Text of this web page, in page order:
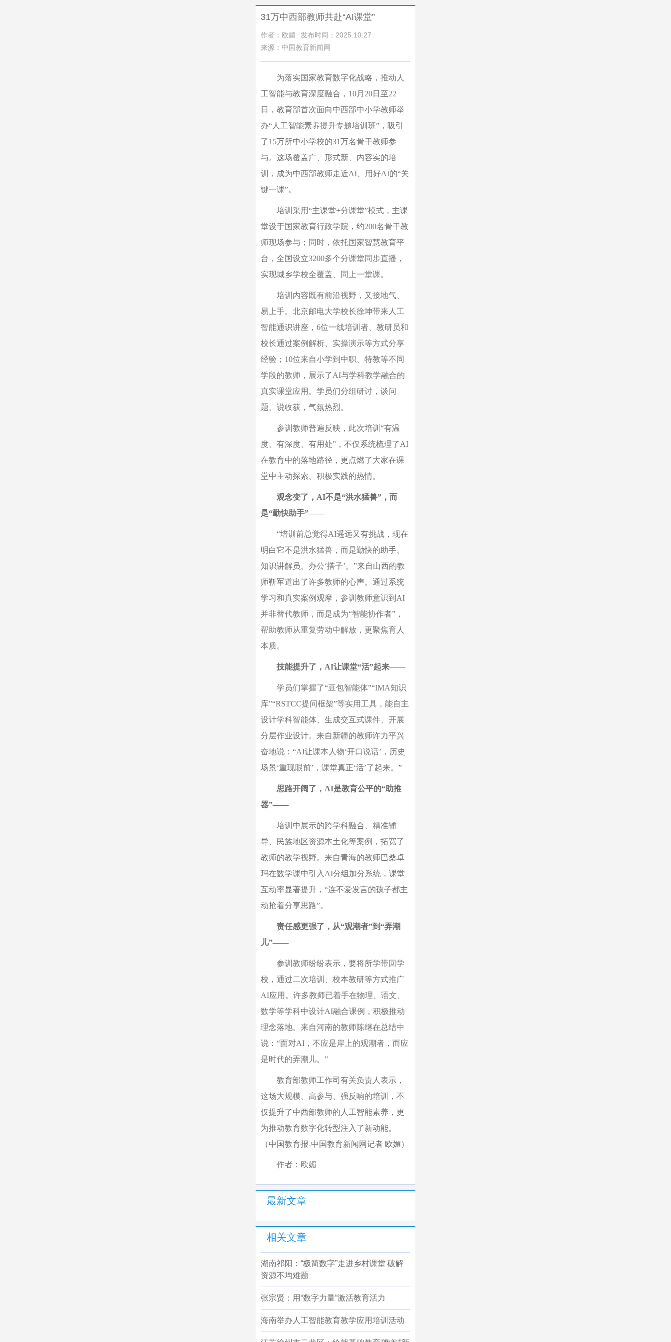
31万中西部教师共赴“AI课堂”
作者：欧媚
发布时间：2025.10.27
来源：中国教育新闻网
为落实国家教育数字化战略，推动人
工智能与教育深度融合，10月20日至22
日，教育部首次面向中西部中小学教师举
办“人工智能素养提升专题培训班”，吸引
了15万所中小学校的31万名骨干教师参
与。这场覆盖广、形式新、内容实的培
训，成为中西部教师走近AI、用好AI的“关
键一课”。
培训采用“主课堂+分课堂”模式，主课
堂设于国家教育行政学院，约200名骨干教
师现场参与；同时，依托国家智慧教育平
台，全国设立3200多个分课堂同步直播，
实现城乡学校全覆盖、同上一堂课。
培训内容既有前沿视野，又接地气、
易上手。北京邮电大学校长徐坤带来人工
智能通识讲座，6位一线培训者、教研员和
校长通过案例解析、实操演示等方式分享
经验；10位来自小学到中职、特教等不同
学段的教师，展示了AI与学科教学融合的
真实课堂应用。学员们分组研讨，谈问
题、说收获，气氛热烈。
参训教师普遍反映，此次培训“有温
度、有深度、有用处”，不仅系统梳理了AI
在教育中的落地路径，更点燃了大家在课
堂中主动探索、积极实践的热情。
观念变了，AI不是“洪水猛兽”，而
是“勤快助手”——
“培训前总觉得AI遥远又有挑战，现在
明白它不是洪水猛兽，而是勤快的助手、
知识讲解员、办公‘搭子’。”来自山西的教
师靳军道出了许多教师的心声。通过系统
学习和真实案例观摩，参训教师意识到AI
并非替代教师，而是成为“智能协作者”，
帮助教师从重复劳动中解放，更聚焦育人
本质。
技能提升了，AI让课堂“活”起来——
学员们掌握了“豆包智能体”“IMA知识
库”“RSTCC提问框架”等实用工具，能自主
设计学科智能体、生成交互式课件、开展
分层作业设计。来自新疆的教师许力平兴
奋地说：“AI让课本人物‘开口说话’，历史
场景‘重现眼前’，课堂真正‘活’了起来。”
思路开阔了，AI是教育公平的“助推
器”——
培训中展示的跨学科融合、精准辅
导、民族地区资源本土化等案例，拓宽了
教师的教学视野。来自青海的教师巴桑卓
玛在数学课中引入AI分组加分系统，课堂
互动率显著提升，“连不爱发言的孩子都主
动抢着分享思路”。
责任感更强了，从“观潮者”到“弄潮
儿”——
参训教师纷纷表示，要将所学带回学
校，通过二次培训、校本教研等方式推广
AI应用。许多教师已着手在物理、语文、
数学等学科中设计AI融合课例，积极推动
理念落地。来自河南的教师陈继在总结中
说：“面对AI，不应是岸上的观潮者，而应
是时代的弄潮儿。”
教育部教师工作司有关负责人表示，
这场大规模、高参与、强反响的培训，不
仅提升了中西部教师的人工智能素养，更
为推动教育数字化转型注入了新动能。
（中国教育报-中国教育新闻网记者 欧媚）
作者：欧媚
最新文章
相关文章
湖南祁阳：“极简数字”走进乡村课堂 破解
资源不均难题
张宗贤：用“数字力量”激活教育活力
海南举办人工智能教育教学应用培训活动